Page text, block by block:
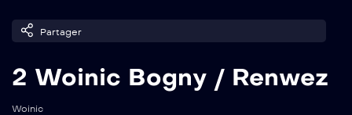
Partager
2 Woinic Bogny / Renwez
Woinic